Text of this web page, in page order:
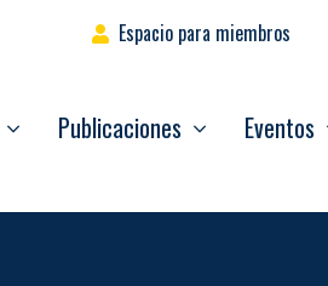
Espacio para miembros
Publicaciones Eventos